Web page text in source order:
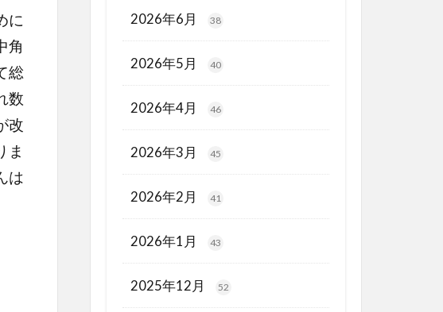
に
角
総
数
改
ま
は
2026年6月 38
2026年5月 40
2026年4月 46
2026年3月 45
2026年2月 41
2026年1月 43
2025年12月 52